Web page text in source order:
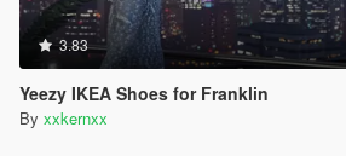
3.83
Yeezy IKEA Shoes for Franklin
By xxkernxx